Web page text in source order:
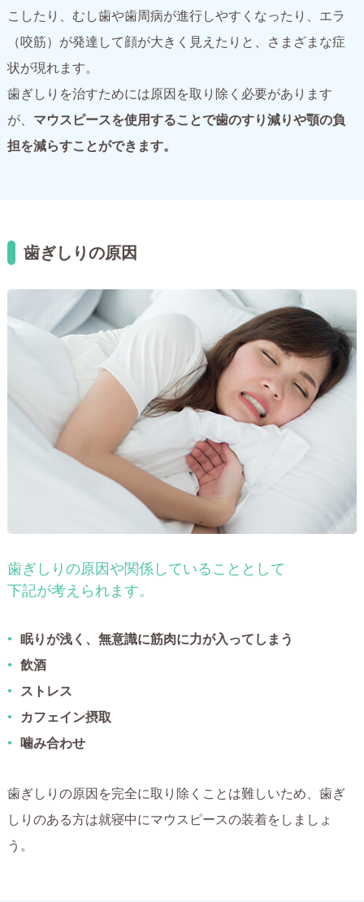
こしたり、むし歯や歯周病が進行しやすくなったり、エラ
（咬筋）が発達して顔が大きく見えたりと、さまざまな症
状が現れます。
歯ぎしりを治すためには原因を取り除く必要があります
が、 マウスピースを使用することで歯のすり減りや顎の負
担を減らすことができます。
歯ぎしりの原因
歯ぎしりの原因や関係していることとして
下記が考えられます。
眠りが浅く、無意識に筋肉に力が入ってしまう
飲酒
ストレス
カフェイン摂取
噛み合わせ
歯ぎしりの原因を完全に取り除くことは難しいため、歯ぎ
しりのある方は就寝中にマウスピースの装着をしましょ
う。